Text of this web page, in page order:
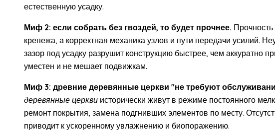
естественную усадку.
Миф 2: если собрать без гвоздей, то будет прочнее. Прочность
крепежа, а корректная механика узлов и пути передачи усилий.
зазор под усадку разрушит конструкцию быстрее, чем аккуратно
уместен и не мешает подвижкам.
Миф 3: древние деревянные церкви "не требуют
деревянные церкви исторически живут в режиме постоянного
ремонт покрытия, замена подгнивших элементов по месту.
приводит к ускоренному увлажнению и биопоражению.